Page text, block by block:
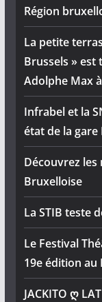
Région
La petite
Brussels » est
Adolphe Max
Infrabel et la
état de la gare
Découvrez les
Bruxelloise
La STIB teste
Le Festival
19e édition au
JACKITO ღ